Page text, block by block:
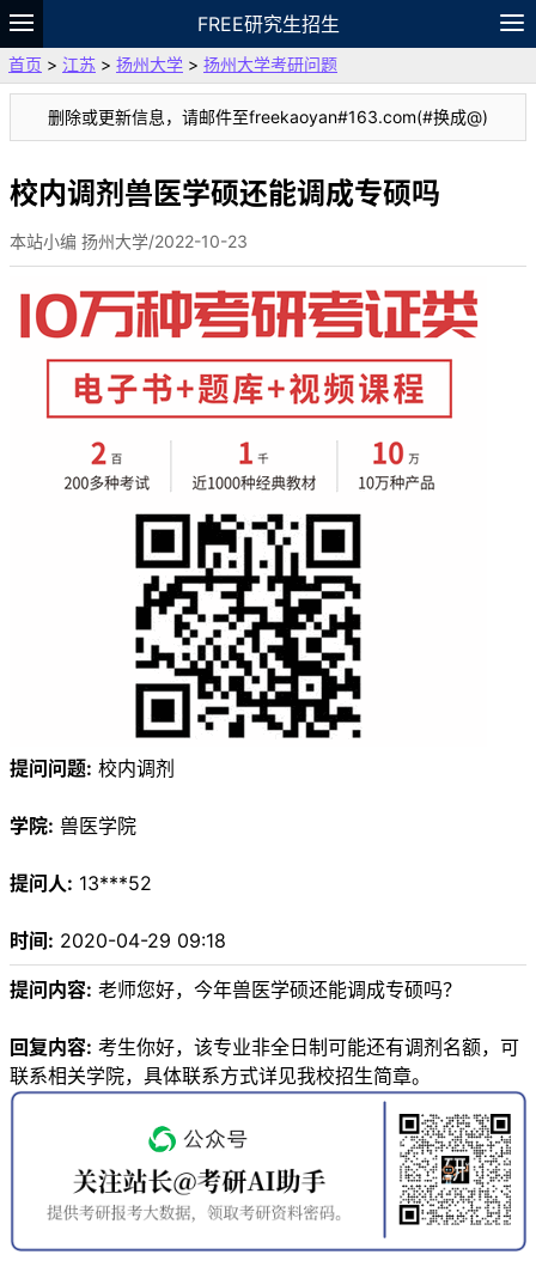
FREE研究生招生
题库
故事 专题 APP 笔记
VIP
资料
首页 > 江苏 > 扬州大学 > 扬州大学考研问题
删除或更新信息，请邮件至freekaoyan#163.com(#换成@)
校内调剂兽医学硕还能调成专硕吗
本站小编 扬州大学/2022-10-23
提问问题: 校内调剂
学院: 兽医学院
提问人: 13***52
时间: 2020-04-29 09:18
提问内容: 老师您好，今年兽医学硕还能调成专硕吗？
回复内容: 考生你好，该专业非全日制可能还有调剂名额，可
联系相关学院，具体联系方式详见我校招生简章。